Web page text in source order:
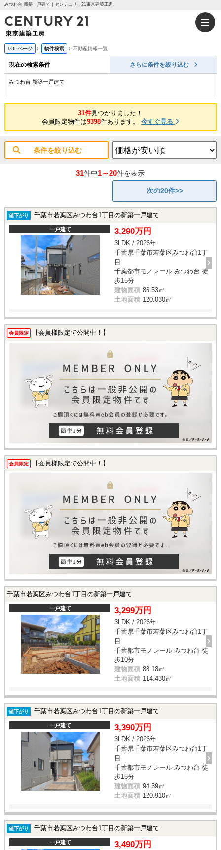
みつわ台 新築一戸建て｜センチュリー21東京建築工房
TOPページ > 物件検索 > 不動産情報一覧
現在の検索条件 さらに条件を絞り込む
みつわ台 新築一戸建て
31件見つかりました！
会員限定物件は9398件あります。 今すぐ見る
条件を絞り込む
31件中1～20件を表示
次の20件>>
値下がり 千葉市若葉区みつわ台1丁目の新築一戸建て
一戸建て 3,290万円
3LDK / 2026年
千葉県千葉市若葉区みつわ台1丁
目
千葉都市モノレール みつわ台 徒
歩15分
建物面積 86.53㎡
土地面積 120.030㎡
会員限定 【会員様限定で公開中！】
会員限定 【会員様限定で公開中！】
千葉市若葉区みつわ台1丁目の新築一戸建て
一戸建て 3,299万円
3LDK / 2026年
千葉県千葉市若葉区みつわ台1丁
目
千葉都市モノレール みつわ台 徒
歩10分
建物面積 88.18㎡
土地面積 114.430㎡
値下がり 千葉市若葉区みつわ台1丁目の新築一戸建て
一戸建て 3,390万円
3LDK / 2026年
千葉県千葉市若葉区みつわ台1丁
目
千葉都市モノレール みつわ台 徒
歩15分
建物面積 94.39㎡
土地面積 120.910㎡
値下がり 千葉市若葉区みつわ台1丁目の新築一戸建て
一戸建て 3,490万円